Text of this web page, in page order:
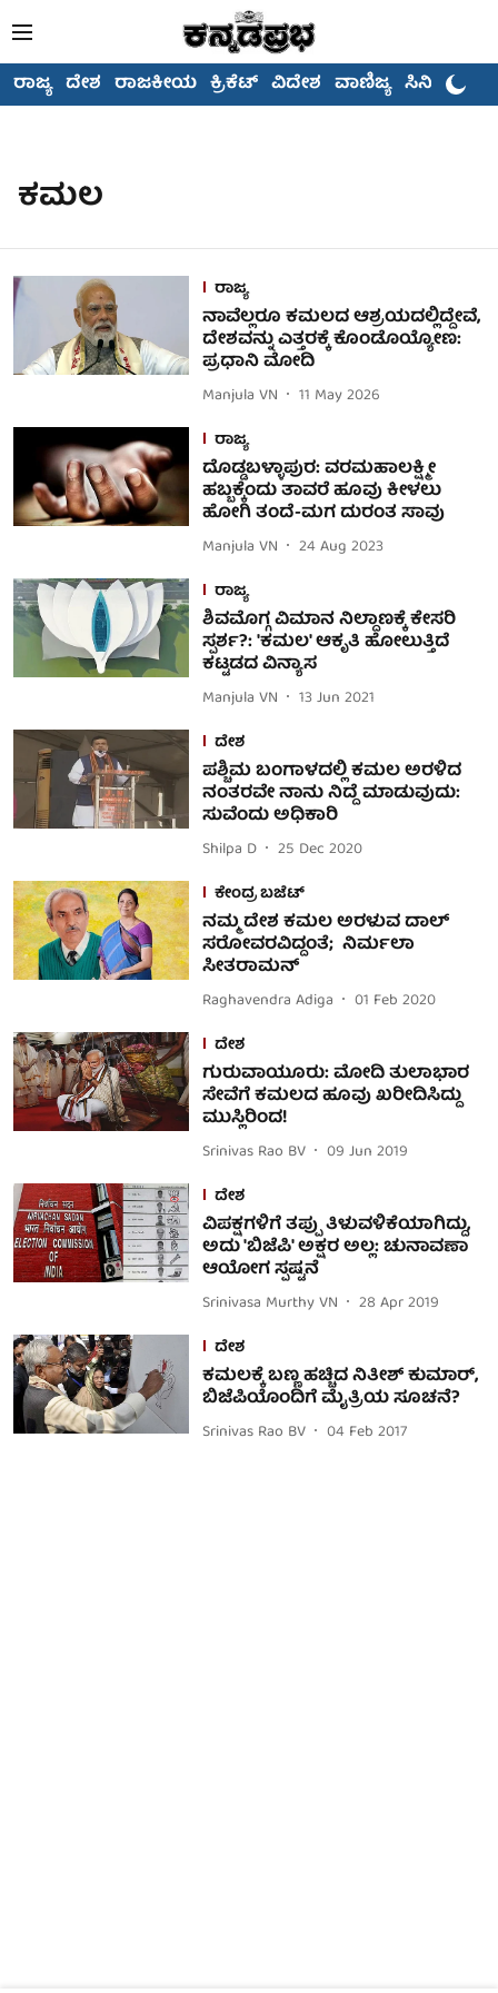
ರಾಜ್ಯ ದೇಶ ರಾಜಕೀಯ ಕ್ರಿಕೆಟ್ ವಿದೇಶ ವಾಣಿಜ್ಯ ಸಿನಿಮಾ
ಕಮಲ
ರಾಜ್ಯ
ನಾವೆಲ್ಲರೂ ಕಮಲದ ಆಶ್ರಯದಲ್ಲಿದ್ದೇವೆ,
ದೇಶವನ್ನು ಎತ್ತರಕ್ಕೆ ಕೊಂಡೊಯ್ಯೋಣ:
ಪ್ರಧಾನಿ ಮೋದಿ
Manjula VN
11 May 2026
ರಾಜ್ಯ
ದೊಡ್ಡಬಳ್ಳಾಪುರ: ವರಮಹಾಲಕ್ಷ್ಮೀ
ಹಬ್ಬಕ್ಕೆಂದು ತಾವರೆ ಹೂವು ಕೀಳಲು
ಹೋಗಿ ತಂದೆ-ಮಗ ದುರಂತ ಸಾವು
Manjula VN
24 Aug 2023
ರಾಜ್ಯ
ಶಿವಮೊಗ್ಗ ವಿಮಾನ ನಿಲ್ದಾಣಕ್ಕೆ ಕೇಸರಿ
ಸ್ಪರ್ಶ?: 'ಕಮಲ' ಆಕೃತಿ ಹೋಲುತ್ತಿದೆ
ಕಟ್ಟಡದ ವಿನ್ಯಾಸ
Manjula VN
13 Jun 2021
ದೇಶ
ಪಶ್ಚಿಮ ಬಂಗಾಳದಲ್ಲಿ ಕಮಲ ಅರಳಿದ
ನಂತರವೇ ನಾನು ನಿದ್ದೆ ಮಾಡುವುದು:
ಸುವೆಂದು ಅಧಿಕಾರಿ
Shilpa D
25 Dec 2020
ಕೇಂದ್ರ ಬಜೆಟ್
ನಮ್ಮ ದೇಶ ಕಮಲ ಅರಳುವ ದಾಲ್
ಸರೋವರವಿದ್ದಂತೆ; ನಿರ್ಮಲಾ
ಸೀತರಾಮನ್
Raghavendra Adiga
01 Feb 2020
ದೇಶ
ಗುರುವಾಯೂರು: ಮೋದಿ ತುಲಾಭಾರ
ಸೇವೆಗೆ ಕಮಲದ ಹೂವು ಖರೀದಿಸಿದ್ದು
ಮುಸ್ಲಿರಿಂದ!
Srinivas Rao BV
09 Jun 2019
ದೇಶ
ವಿಪಕ್ಷಗಳಿಗೆ ತಪ್ಪು ತಿಳುವಳಿಕೆಯಾಗಿದ್ದು,
ಅದು 'ಬಿಜೆಪಿ' ಅಕ್ಷರ ಅಲ್ಲ: ಚುನಾವಣಾ
ಆಯೋಗ ಸ್ಪಷ್ಟನೆ
Srinivasa Murthy VN
28 Apr 2019
ದೇಶ
ಕಮಲಕ್ಕೆ ಬಣ್ಣ ಹಚ್ಚಿದ ನಿತೀಶ್ ಕುಮಾರ್,
ಬಿಜೆಪಿಯೊಂದಿಗೆ ಮೈತ್ರಿಯ ಸೂಚನೆ?
Srinivas Rao BV 04 Feb 2017